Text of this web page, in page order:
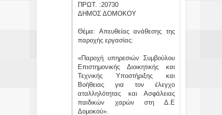
ΠΡΩΤ. :20730
ΔΗΜΟΣ ΔΟΜΟΚΟΥ
Θέμα: Απευθείας ανάθεσης της
παροχής εργασίας:
«Παροχή υπηρεσιών Συμβούλου
Επιστημονικής Διοικητικής και
Τεχνικής Υποστήριξης και
Βοήθειας για τον έλεγχο
αταλληλότητας και Ασφάλειας
παιδικών χαρών στη Δ.Ε
Δομοκού».